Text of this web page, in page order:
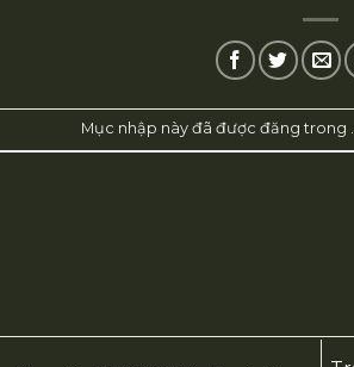
Mục nhập này đã được đăng trong